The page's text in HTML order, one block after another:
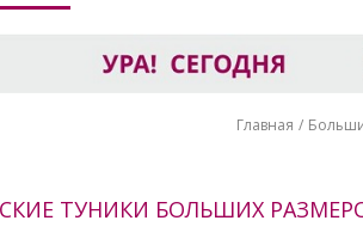
Главная
ТУНИКИ БОЛЬШИХ